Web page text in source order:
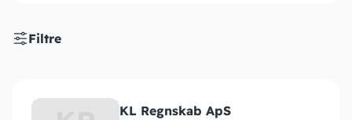
Filtre
KL Regnskab ApS